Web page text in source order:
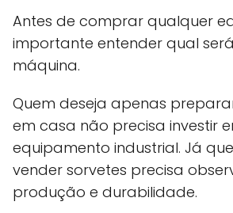
Antes de comprar qualquer
importante entender qual
máquina.
Quem deseja apenas
em casa não precisa investir
equipamento industrial. Já
vender sorvetes precisa
produção e durabilidade.